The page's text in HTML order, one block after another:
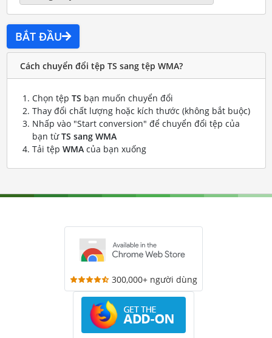
BẮT ĐẦU
Cách chuyển đổi tệp TS sang tệp WMA?
Chọn tệp TS bạn muốn chuyển đổi
Thay đổi chất lượng hoặc kích thước (không bắt buộc)
Nhấp vào "Start conversion" để chuyển đổi tệp của
bạn từTS sang WMA
Tải tệp WMAcủa bạn xuống
300,000+ người dùng